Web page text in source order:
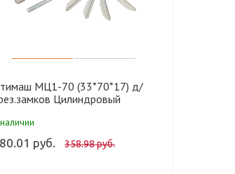
МЦ1-70 (33*70*17) д/
Цилиндровый
руб. 358.98 руб.